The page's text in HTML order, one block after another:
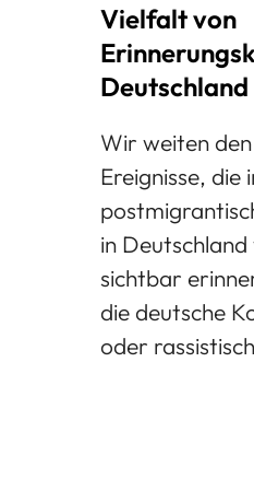
Vielfalt von
Deutschland
Wir weiten
Ereignisse, die
in
sichtbar
die deutsche
oder